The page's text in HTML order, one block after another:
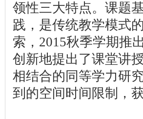
领性三大特点。课题
践，是传统教学模式
索，2015秋季学期推
创新地提出了课堂讲
相结合的同等学力研
到的空间时间限制，